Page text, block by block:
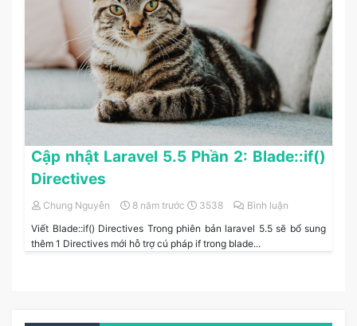
Cập nhật Laravel 5.5 Phần 2: Blade::if()
Directives
Chung Nguyễn 8 năm trước 3538
Bình luận
Viết Blade::if() Directives Trong phiên bản laravel 5.5 sẽ bổ sung
thêm 1 Directives mới hỗ trợ cú pháp if trong blade...